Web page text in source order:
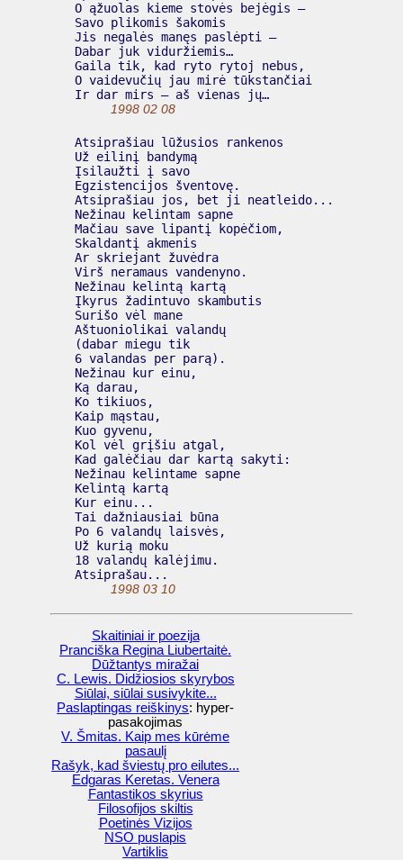
  O ąžuolas kieme stovės bejėgis –
  Savo plikomis šakomis
  Jis negalės manęs paslėpti –
  Dabar juk viduržiemis…
  Gaila tik, kad ryto rytoj nebus,
  O vaidevučių jau mirė tūkstančiai
  Ir dar mirs – aš vienas jų…
1998 02 08
  Atsiprašiau lūžusios rankenos
  Už eilinį bandymą
  Įsilaužti į savo
  Egzistencijos šventovę.
  Atsiprašiau jos, bet ji neatleido...
  Nežinau kelintam sapne
  Mačiau save lipantį kopėčiom,
  Skaldantį akmenis
  Ar skriejant žuvėdra
  Virš neramaus vandenyno.
  Nežinau kelintą kartą
  Įkyrus žadintuvo skambutis
  Surišo vėl mane
  Aštuoniolikai valandų
  (dabar miegu tik
  6 valandas per parą).
  Nežinau kur einu,
  Ką darau,
  Ko tikiuos,
  Kaip mąstau,
  Kuo gyvenu,
  Kol vėl grįšiu atgal,
  Kad galėčiau dar kartą sakyti:
  Nežinau kelintame sapne
  Kelintą kartą
  Kur einu...
  Tai dažniausiai būna
  Po 6 valandų laisvės,
  Už kurią moku
  18 valandų kalėjimu.
  Atsiprašau...
1998 03 10
Skaitiniai ir poezija
Pranciška Regina Liubertaitė.
Dūžtantys miražai
C. Lewis. Didžiosios skyrybos
Siūlai, siūlai susivykite...
Paslaptingas reiškinys: hyper-
pasakojimas
V. Šmitas. Kaip mes kūrėme
pasaulį
Rašyk, kad šviestų pro eilutes...
Edgaras Keretas. Venera
Fantastikos skyrius
Filosofijos skiltis
Poetinės Vizijos
NSO puslapis
Vartiklis